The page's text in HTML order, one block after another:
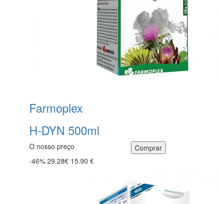
Farmoplex
H-DYN 500ml
O nosso preço
-46% 29.28€ 15.90 €